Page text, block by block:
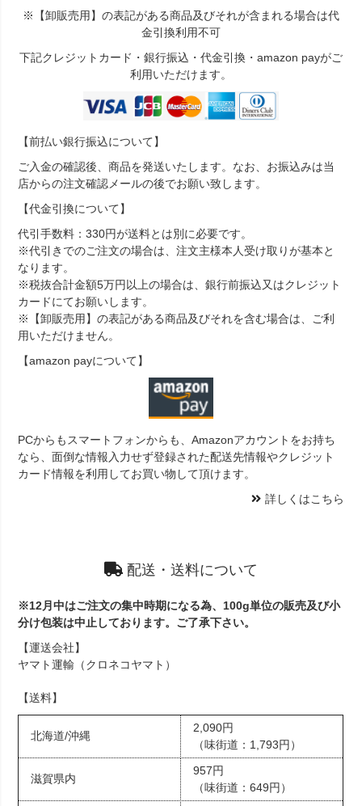
※【卸販売用】の表記がある商品及びそれが含まれる場合は代
金引換利用不可
下記クレジットカード・銀行振込・代金引換・amazon payがご
利用いただけます。
【前払い銀行振込について】
ご入金の確認後、商品を発送いたします。なお、お振込みは当
店からの注文確認メールの後でお願い致します。
【代金引換について】
代引手数料：330円が送料とは別に必要です。
※代引きでのご注文の場合は、注文主様本人受け取りが基本と
なります。
※税抜合計金額5万円以上の場合は、銀行前振込又はクレジット
カードにてお願いします。
※【卸販売用】の表記がある商品及びそれを含む場合は、ご利
用いただけません。
【amazon payについて】
PCからもスマートフォンからも、Amazonアカウントをお持ち
なら、面倒な情報入力せず登録された配送先情報やクレジット
カード情報を利用してお買い物して頂けます。
詳しくはこちら
配送・送料について
※12月中はご注文の集中時期になる為、100g単位の販売及び小
分け包装は中止しております。ご了承下さい。
【運送会社】
ヤマト運輸（クロネコヤマト）
【送料】
北海道/沖縄
2,090円
（味街道：1,793円）
滋賀県内
957円
（味街道：649円）